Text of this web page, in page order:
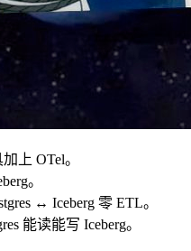
上 OTel。
。
↔ Iceberg 零 ETL。
能读能写 Iceberg。